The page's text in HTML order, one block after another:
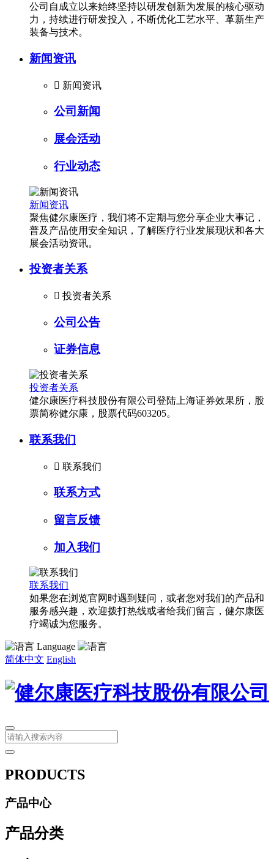
公司自成立以来始终坚持以研发创新为发展的核心驱动
力，持续进行研发投入，不断优化工艺水平、革新生产
装备与技术。
新闻资讯
 新闻资讯
公司新闻
展会活动
行业动态
新闻资讯
聚焦健尔康医疗，我们将不定期与您分享企业大事记，
普及产品使用安全知识，了解医疗行业发展现状和各大
展会活动资讯。
投资者关系
 投资者关系
公司公告
证券信息
投资者关系
健尔康医疗科技股份有限公司登陆上海证券效果所，股
票简称健尔康，股票代码603205。
联系我们
 联系我们
联系方式
留言反馈
加入我们
联系我们
如果您在浏览官网时遇到疑问，或者您对我们的产品和
服务感兴趣，欢迎拨打热线或者给我们留言，健尔康医
疗竭诚为您服务。
Language
简体中文 English
PRODUCTS
产品中心
产品分类